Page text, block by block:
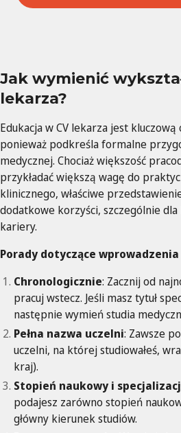
Jak wymienić
lekarza?
Edukacja w CV lekarza jest
ponieważ podkreśla formalne
medycznej. Chociaż większość
przykładać większą wagę do
klinicznego, właściwe
dodatkowe korzyści, szczególnie
kariery.
Porady dotyczące
Chronologicznie: Zacznij od
pracuj wstecz. Jeśli masz tytuł
następnie wymień studia
Pełna nazwa uczelni: Zawsze
uczelni, na której studiowałeś,
kraj).
Stopień naukowy i
podajesz zarówno stopień
główny kierunek studiów.